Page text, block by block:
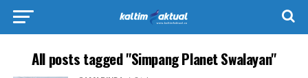
All posts tagged "Simpang Planet Swalayan"